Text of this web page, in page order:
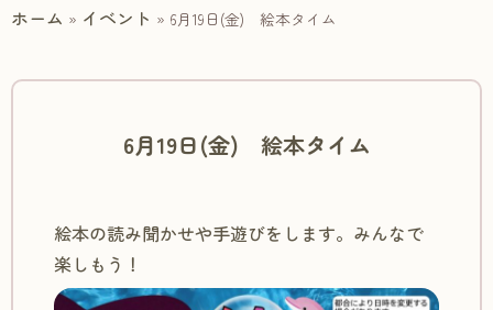
ホーム » イベント » 6月19日(金) 絵本タイム
6月19日(金) 絵本タイム
絵本の読み聞かせや手遊びをします。みんなで
楽しもう！